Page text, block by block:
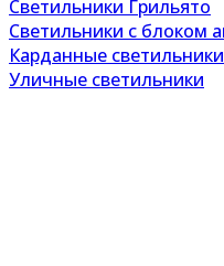
Светильники Грильято
Светильники с блоком
Карданные светильники
Уличные светильники